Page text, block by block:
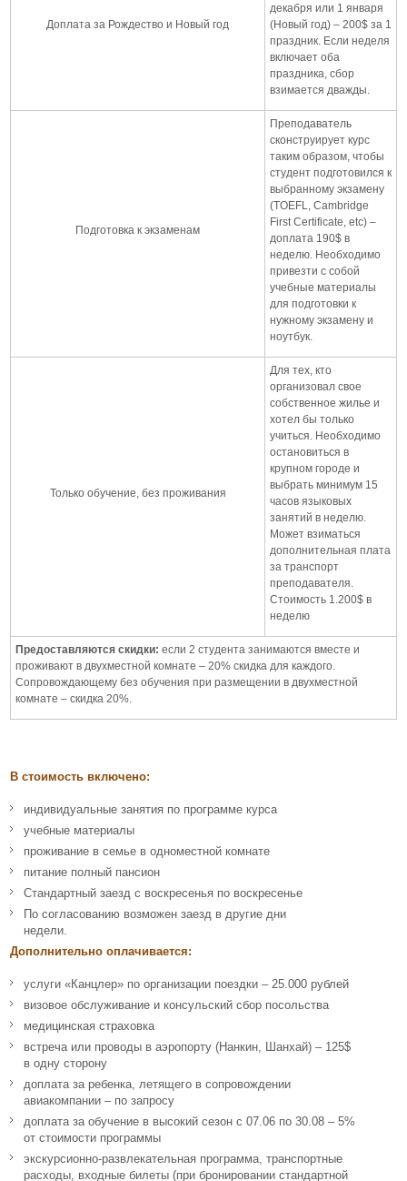
Доплата за Рождество и Новый год
декабря или 1 января
(Новый год) – 200$ за 1
праздник. Если неделя
включает оба
праздника, сбор
взимается дважды.
Подготовка к экзаменам
Преподаватель
сконструирует курс
таким образом, чтобы
студент подготовился к
выбранному экзамену
(TOEFL, Cambridge
First Certificate, etc) –
доплата 190$ в
неделю. Необходимо
привезти с собой
учебные материалы
для подготовки к
нужному экзамену и
ноутбук.
Только обучение, без проживания
Для тех, кто
организовал свое
собственное жилье и
хотел бы только
учиться. Необходимо
остановиться в
крупном городе и
выбрать минимум 15
часов языковых
занятий в неделю.
Может взиматься
дополнительная плата
за транспорт
преподавателя.
Стоимость 1.200$ в
неделю
Предоставляются скидки: если 2 студента занимаются вместе и
проживают в двухместной комнате – 20% скидка для каждого.
Сопровождающему без обучения при размещении в двухместной
комнате – скидка 20%.
В стоимость включено:
индивидуальные занятия по программе курса
учебные материалы
проживание в семье в одноместной комнате
питание полный пансион
Стандартный заезд с воскресенья по воскресенье
По согласованию возможен заезд в другие дни
недели.
Дополнительно оплачивается:
услуги «Канцлер» по организации поездки – 25.000 рублей
визовое обслуживание и консульский сбор посольства
медицинская страховка
встреча или проводы в аэропорту (Нанкин, Шанхай) – 125$
в одну сторону
доплата за ребенка, летящего в сопровождении
авиакомпании – по запросу
доплата за обучение в высокий сезон с 07.06 по 30.08 – 5%
от стоимости программы
экскурсионно-развлекательная программа, транспортные
расходы, входные билеты (при бронировании стандартной